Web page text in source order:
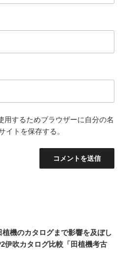
用するためブラウザーに自分の名
イトを保存する。
機のカタログまで影響を及ぼし
伊吹カタログ比較「田植機考古